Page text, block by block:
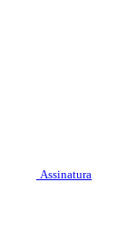
Assinatura